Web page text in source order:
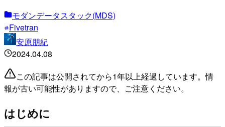
モダンデータスタック(MDS)
Fivetran
安原朋紀
2024.04.08
この記事は公開されてから1年以上経過しています。情
報が古い可能性がありますので、ご注意ください。
はじめに